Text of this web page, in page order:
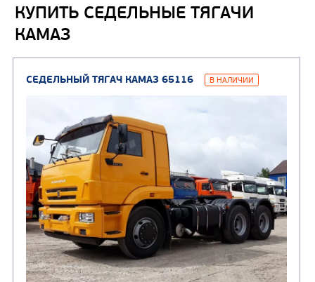
ГРУЗОВЫЕ АВТОМОБИЛИ
Самосвалы (8)
Седельные тягачи(8)
Автофургоны (2)
Шасси(12)
АВТОБУСЫ
Вахтовые автобусы(3)
Автоцистерны для
Крано-
установки (КМУ)(36)
КОММУНАЛЬНАЯ
ТЕХНИКА
Комбинированные
КУПИТЬ СЕДЕЛЬНЫЕ ТЯГАЧИ
КАМАЗ